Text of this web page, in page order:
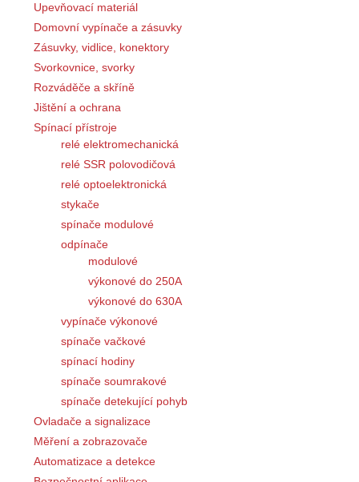
Upevňovací materiál
Domovní vypínače a zásuvky
Zásuvky, vidlice, konektory
Svorkovnice, svorky
Rozváděče a skříně
Jištění a ochrana
Spínací přístroje
relé elektromechanická
relé SSR polovodičová
relé optoelektronická
stykače
spínače modulové
odpínače
modulové
výkonové do 250A
výkonové do 630A
vypínače výkonové
spínače vačkové
spínací hodiny
spínače soumrakové
spínače detekující pohyb
Ovladače a signalizace
Měření a zobrazovače
Automatizace a detekce